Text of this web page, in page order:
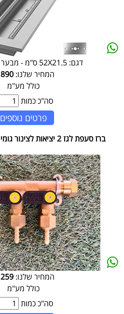
דגם: 52X21.5 ס"מ - מבער ובסיס בלבד
המחיר שלנו:890
כולל מע"מ
סה"כ כמות
פרטים נוספים
ברז סעפת לגז 2 יציאות לצינור גומי - מפצל ל-2 נקודות גז
המחיר שלנו:259
כולל מע"מ
סה"כ כמות